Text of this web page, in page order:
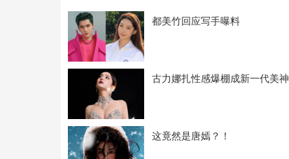
都美竹回应写手曝料
古力娜扎性感爆棚成新一代美神
这竟然是唐嫣？！